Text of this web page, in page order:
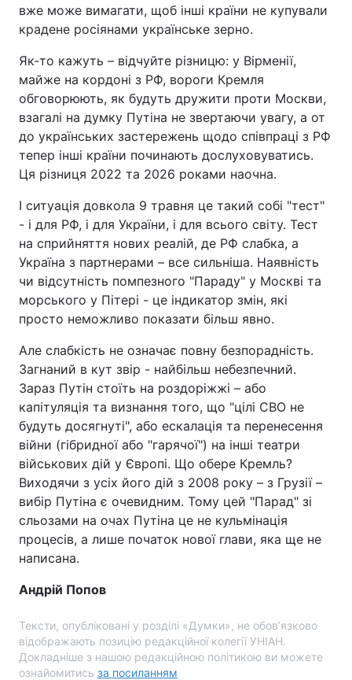
вже може вимагати, щоб інші країни не купували
крадене росіянами українське зерно.
Як-то кажуть – відчуйте різницю: у Вірменії,
майже на кордоні з РФ, вороги Кремля
обговорюють, як будуть дружити проти Москви,
взагалі на думку Путіна не звертаючи увагу, а от
до українських застережень щодо співпраці з РФ
тепер інші країни починають дослуховуватись.
Ця різниця 2022 та 2026 роками наочна.
І ситуація довкола 9 травня це такий собі "тест"
- і для РФ, і для України, і для всього світу. Тест
на сприйняття нових реалій, де РФ слабка, а
Україна з партнерами – все сильніша. Наявність
чи відсутність помпезного "Параду" у Москві та
морського у Пітері - це індикатор змін, які
просто неможливо показати більш явно.
Але слабкість не означає повну безпорадність.
Загнаний в кут звір - найбільш небезпечний.
Зараз Путін стоїть на роздоріжжі – або
капітуляція та визнання того, що "цілі СВО не
будуть досягнуті", або ескалація та перенесення
війни (гібридної або "гарячої") на інші театри
військових дій у Європі. Що обере Кремль?
Виходячи з усіх його дій з 2008 року – з Грузії –
вибір Путіна є очевидним. Тому цей "Парад" зі
сльозами на очах Путіна це не кульмінація
процесів, а лише початок нової глави, яка ще не
написана.
Андрій Попов
Тексти, опубліковані у розділі «Думки», не обов’язково
відображають позицію редакційної колегії УНІАН.
Докладніше з нашою редакційною політикою ви можете
ознайомитись за посиланням